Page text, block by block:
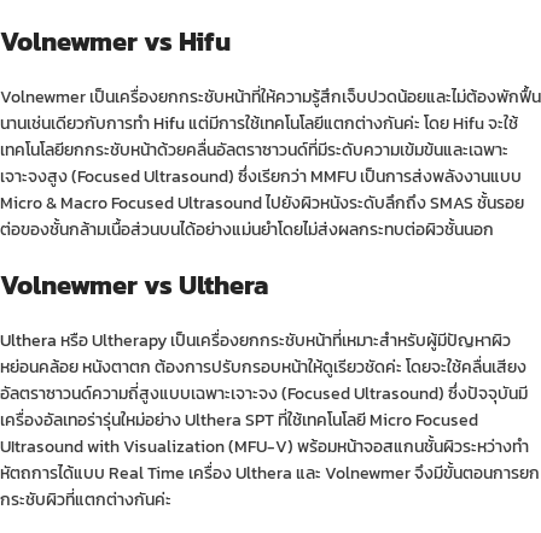
Volnewmer vs Hifu
Volnewmer เป็นเครื่องยกกระชับหน้าที่ให้ความรู้สึกเจ็บปวดน้อยและไม่ต้องพักฟื้น
นานเช่นเดียวกับการทำHifuแต่มีการใช้เทคโนโลยีแตกต่างกันค่ะ โดย Hifu จะใช้
เทคโนโลยียกกระชับหน้าด้วยคลื่นอัลตราซาวนด์ที่มีระดับความเข้มข้นและเฉพาะ
เจาะจงสูง (Focused Ultrasound) ซึ่งเรียกว่า MMFU เป็นการส่งพลังงานแบบ
Micro & Macro Focused Ultrasound ไปยังผิวหนังระดับลึกถึง SMAS ชั้นรอย
ต่อของชั้นกล้ามเนื้อส่วนบนได้อย่างแม่นยำโดยไม่ส่งผลกระทบต่อผิวชั้นนอก
Volnewmer vs Ulthera
Ultheraหรือ Ultherapy เป็นเครื่องยกกระชับหน้าที่เหมาะสำหรับผู้มีปัญหาผิว
หย่อนคล้อย หนังตาตก ต้องการปรับกรอบหน้าให้ดูเรียวชัดค่ะ โดยจะใช้คลื่นเสียง
อัลตราซาวนด์ความถี่สูงแบบเฉพาะเจาะจง (Focused Ultrasound) ซึ่งปัจจุบันมี
เครื่องอัลเทอร่ารุ่นใหม่อย่าง Ulthera SPT ที่ใช้เทคโนโลยี Micro Focused
UItrasound with Visualization (MFU-V) พร้อมหน้าจอสแกนชั้นผิวระหว่างทำ
หัตถการได้แบบ Real Time เครื่อง Ulthera และ Volnewmer จึงมีขั้นตอนการยก
กระชับผิวที่แตกต่างกันค่ะ